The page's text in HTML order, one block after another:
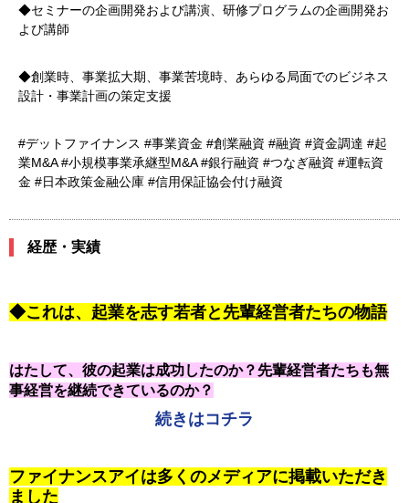
◆セミナーの企画開発および講演、研修プログラムの企画開発お
よび講師
◆創業時、事業拡大期、事業苦境時、あらゆる局面でのビジネス
設計・事業計画の策定支援
#デットファイナンス #事業資金 #創業融資 #融資 #資金調達 #起
業M&A #小規模事業承継型M&A #銀行融資 #つなぎ融資 #運転資
金 #日本政策金融公庫 #信用保証協会付け融資
経歴・実績
◆これは、起業を志す若者と先輩経営者たちの物語
はたして、彼の起業は成功したのか？先輩経営者たちも無
事経営を継続できているのか？
続きはコチラ
ファイナンスアイは多くのメディアに掲載いただき
ました